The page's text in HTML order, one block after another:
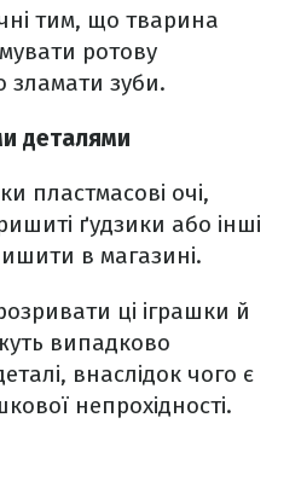
тим, що тварина
ротову
зуби.
деталями
пластмасові очі,
ґудзики або інші
в магазині.
ці іграшки й
випадково
внаслідок чого є
непрохідності.